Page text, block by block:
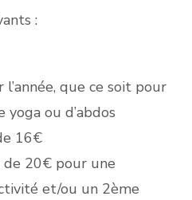
:
que ce soit pour
yoga ou d’abdos
16€
de 20€ pour une
et/ou un 2ème